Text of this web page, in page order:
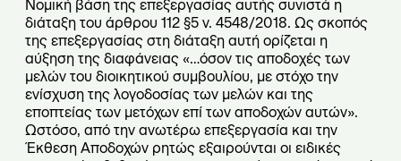
Νομική βάση της επεξεργασίας αυτής συνιστά η
διάταξη του άρθρου 112 §5 ν. 4548/2018. Ως σκοπός
της επεξεργασίας στη διάταξη αυτή ορίζεται η
αύξηση της διαφάνειας «…όσον τις αποδοχές των
μελών του διοικητικού συμβουλίου, με στόχο την
ενίσχυση της λογοδοσίας των μελών και της
εποπτείας των μετόχων επί των αποδοχών αυτών».
Ωστόσο, από την ανωτέρω επεξεργασία και την
Έκθεση Αποδοχών ρητώς εξαιρούνται οι ειδικές